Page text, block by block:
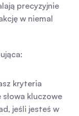
precyzyjnie
w niemal
kryteria
kluczowe
jeśli jesteś w